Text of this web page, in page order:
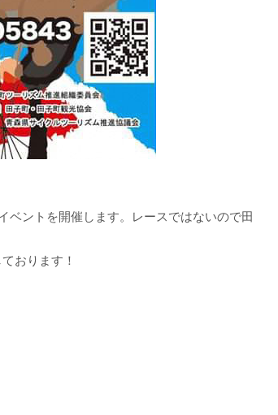
ベントを開催します。レースではないので田
おります！